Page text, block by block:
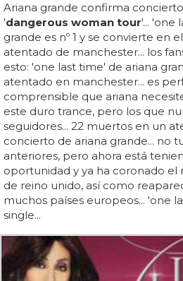
Ariana grande confirma
'dangerous woman tour'... 'one
grande es nº 1 y se convierte en
atentado de manchester... los
esto: 'one last time' de ariana
atentado en manchester... es
comprensible que ariana
este duro trance, pero los que
seguidores... 22 muertos en un
concierto de ariana grande... no
anteriores, pero ahora está
oportunidad y ya ha coronado el
de reino unido, así como
muchos países europeos... 'one
single...